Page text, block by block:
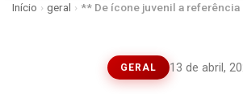
Início › geral › ** De ícone juvenil a referência
GERAL 13 de abril,